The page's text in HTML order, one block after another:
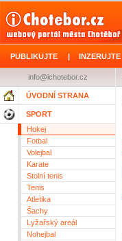
PUBLIKUJTE | INZERUJTE
info@ichotebor.cz
ÚVODNÍ STRANA
SPORT
Hokej
Fotbal
Volejbal
Karate
Stolní tenis
Tenis
Atletika
Šachy
Lyžařský areál
Nohejbal